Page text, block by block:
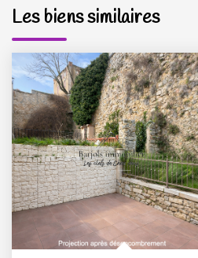
Les biens similaires